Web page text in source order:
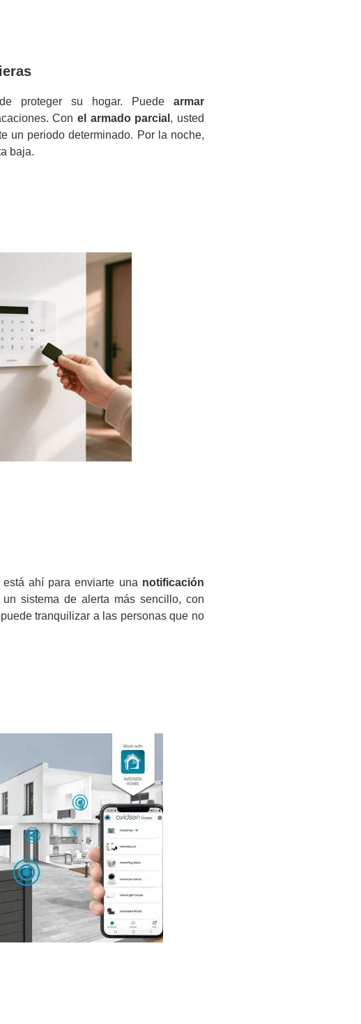
proteger su hogar. Puede armar
Con el armado parcial , usted
un periodo determinado. Por la noche,
baja.
ahí para enviarte una notificación
sistema de alerta más sencillo, con
tranquilizar a las personas que no